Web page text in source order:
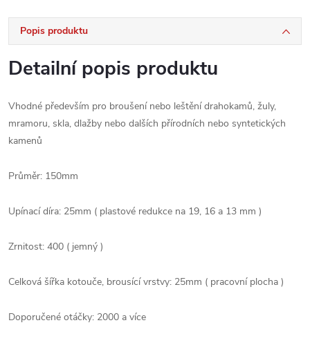
Popis produktu
Detailní popis produktu
Vhodné především pro broušení nebo leštění drahokamů, žuly,
mramoru, skla, dlažby nebo dalších přírodních nebo syntetických
kamenů
Průměr: 150mm
Upínací díra: 25mm ( plastové redukce na 19, 16 a 13 mm )
Zrnitost: 400 ( jemný )
Celková šířka kotouče, brousící vrstvy: 25mm ( pracovní plocha )
Doporučené otáčky: 2000 a více